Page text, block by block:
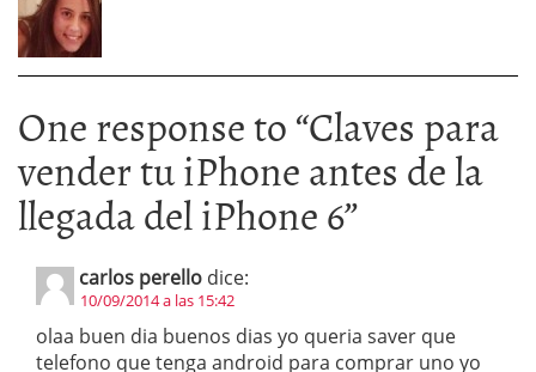
One response to “Claves para
vender tu iPhone antes de la
llegada del iPhone 6”
carlos perello dice:
10/09/2014 a las 15:42
olaa buen dia buenos dias yo queria saver que
telefono que tenga android para comprar uno yo